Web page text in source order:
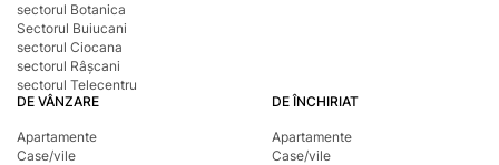
sectorul Botanica
Sectorul Buiucani
sectorul Ciocana
sectorul Râșcani
sectorul Telecentru
DE VÂNZARE
Apartamente
Case/vile
DE ÎNCHIRIAT
Apartamente
Case/vile